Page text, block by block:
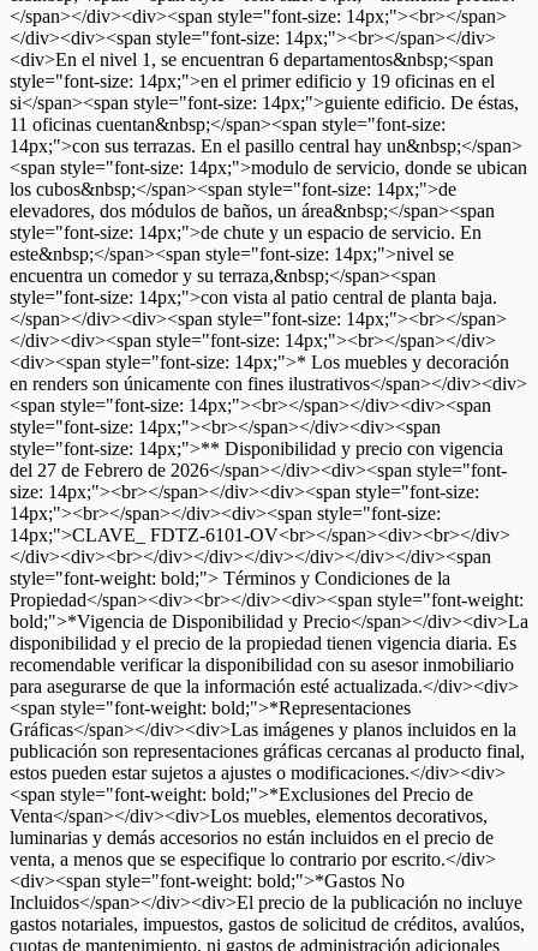
</span></div><div><span style="font-size: 14px;"><br></span>
</div><div><span style="font-size: 14px;"><br></span></div>
<div>En el nivel 1, se encuentran 6 departamentos&nbsp;<span
style="font-size: 14px;">en el primer edificio y 19 oficinas en el
si</span><span style="font-size: 14px;">guiente edificio. De éstas,
11 oficinas cuentan&nbsp;</span><span style="font-size:
14px;">con sus terrazas. En el pasillo central hay un&nbsp;</span>
<span style="font-size: 14px;">modulo de servicio, donde se ubican
los cubos&nbsp;</span><span style="font-size: 14px;">de
elevadores, dos módulos de baños, un área&nbsp;</span><span
style="font-size: 14px;">de chute y un espacio de servicio. En
este&nbsp;</span><span style="font-size: 14px;">nivel se
encuentra un comedor y su terraza,&nbsp;</span><span
style="font-size: 14px;">con vista al patio central de planta baja.
</span></div><div><span style="font-size: 14px;"><br></span>
</div><div><span style="font-size: 14px;"><br></span></div>
<div><span style="font-size: 14px;">* Los muebles y decoración
en renders son únicamente con fines ilustrativos</span></div><div>
<span style="font-size: 14px;"><br></span></div><div><span
style="font-size: 14px;"><br></span></div><div><span
style="font-size: 14px;">** Disponibilidad y precio con vigencia
del 27 de Febrero de 2026</span></div><div><span style="font-
size: 14px;"><br></span></div><div><span style="font-size:
14px;"><br></span></div><div><span style="font-size:
14px;">CLAVE_ FDTZ-6101-OV<br></span><div><br></div>
</div><div><br></div></div></div></div></div></div><span
style="font-weight: bold;"> Términos y Condiciones de la
Propiedad</span><div><br></div><div><span style="font-weight:
bold;">*Vigencia de Disponibilidad y Precio</span></div><div>La
disponibilidad y el precio de la propiedad tienen vigencia diaria. Es
recomendable verificar la disponibilidad con su asesor inmobiliario
para asegurarse de que la información esté actualizada.</div><div>
<span style="font-weight: bold;">*Representaciones
Gráficas</span></div><div>Las imágenes y planos incluidos en la
publicación son representaciones gráficas cercanas al producto final,
estos pueden estar sujetos a ajustes o modificaciones.</div><div>
<span style="font-weight: bold;">*Exclusiones del Precio de
Venta</span></div><div>Los muebles, elementos decorativos,
luminarias y demás accesorios no están incluidos en el precio de
venta, a menos que se especifique lo contrario por escrito.</div>
<div><span style="font-weight: bold;">*Gastos No
Incluidos</span></div><div>El precio de la publicación no incluye
gastos notariales, impuestos, gastos de solicitud de créditos, avalúos,
cuotas de mantenimiento, ni gastos de administración adicionales